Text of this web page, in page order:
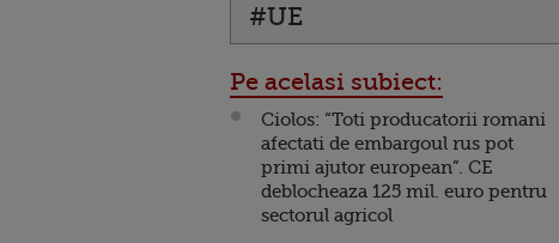
#UE
Pe acelasi subiect:
Ciolos: “Toti producatorii romani
afectati de embargoul rus pot
primi ajutor european”. CE
deblocheaza 125 mil. euro pentru
sectorul agricol